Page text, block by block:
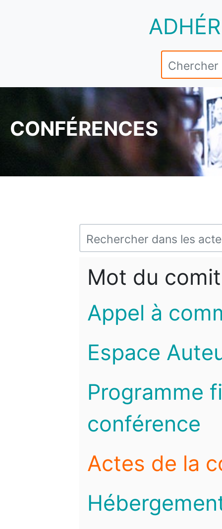
CONFÉRENCES
Mot du
Appel à
Espace
Programme
conférence
Actes de la